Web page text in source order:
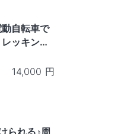
自転車で
ッキング
14,000 円